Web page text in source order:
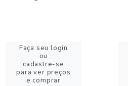
Faça seu login
ou
cadastre-se
para ver preços
e comprar